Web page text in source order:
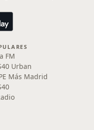
FM
Urban
Más Madrid